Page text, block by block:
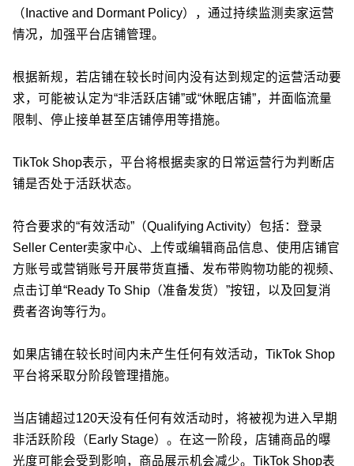
（Inactive and Dormant Policy），通过持续监测卖家运营
情况，加强平台店铺管理。
根据新规，若店铺在较长时间内没有达到规定的运营活动要
求，可能被认定为“非活跃店铺”或“休眠店铺”，并面临流量
限制、停止接单甚至店铺停用等措施。
TikTok Shop表示，平台将根据卖家的日常运营行为判断店
铺是否处于活跃状态。
符合要求的“有效活动”（Qualifying Activity）包括：登录
Seller Center卖家中心、上传或编辑商品信息、使用店铺官
方账号或营销账号开展带货直播、发布带购物功能的视频、
点击订单“Ready To Ship（准备发货）”按钮，以及回复消
费者咨询等行为。
如果店铺在较长时间内未产生任何有效活动，TikTok Shop
平台将采取分阶段管理措施。
当店铺超过120天没有任何有效活动时，将被视为进入早期
非活跃阶段（Early Stage）。在这一阶段，店铺商品的曝
光度可能会受到影响，商品展示机会减少。TikTok Shop表